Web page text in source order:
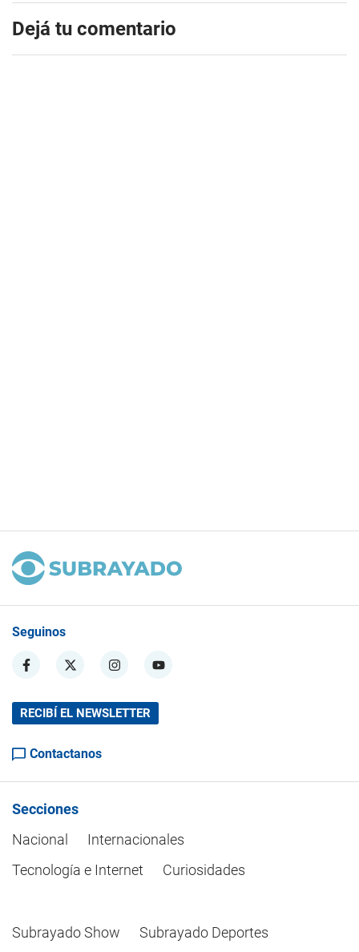
Dejá tu comentario
Seguinos
RECIBÍ EL NEWSLETTER
Contactanos
Secciones
Nacional
Internacionales
Tecnología e Internet
Curiosidades
Subrayado Show Subrayado Deportes